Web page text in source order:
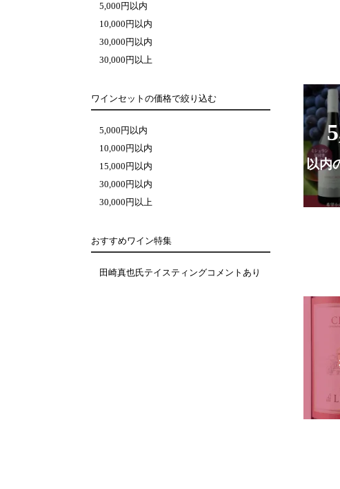
5,000円以内
10,000円以内
30,000円以内
30,000円以上
ワインセットの価格で絞り込む
5,000円以内
10,000円以内
15,000円以内
30,000円以内
30,000円以上
おすすめワイン特集
田崎真也氏テイスティングコメントあり
以内